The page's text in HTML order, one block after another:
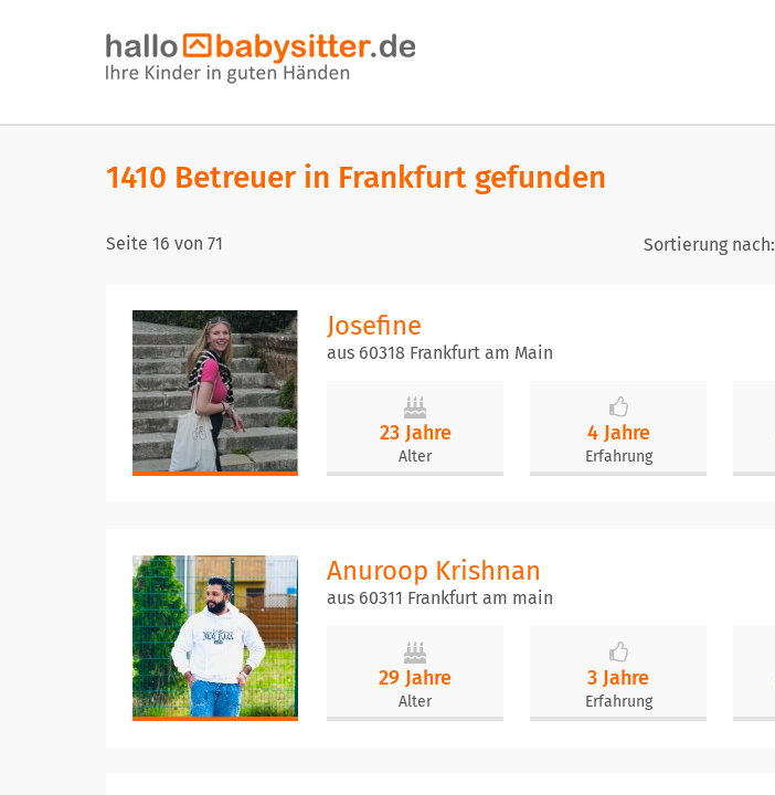
1410 Betreuer in Frankfurt gefunden
Seite 16 von 71 Sortierung nach:
Josefine
aus 60318 Frankfurt am Main
23 Jahre
Alter
4 Jahre
Erfahrung
Anuroop Krishnan
aus 60311 Frankfurt am main
29 Jahre
Alter
3 Jahre
Erfahrung